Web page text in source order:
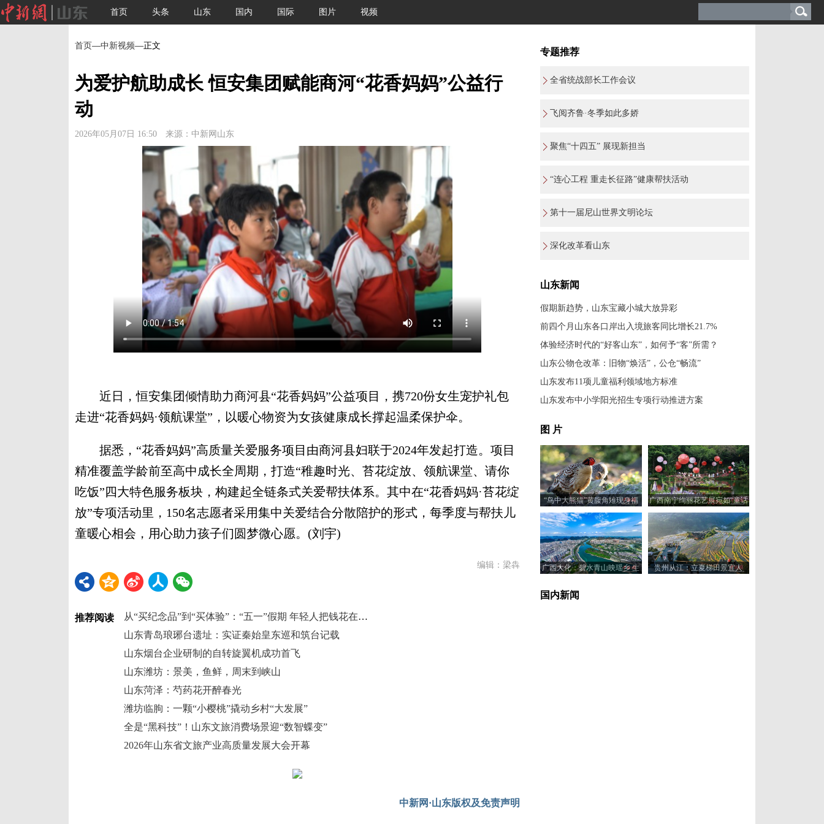
首页 头条 山东 国内 国际 图片 视频
首页—中新视频—正文
为爱护航助成长 恒安集团赋能商河“花香妈妈”公益行
动
2026年05月07日 16:50 来源：中新网山东
近日，恒安集团倾情助力商河县“花香妈妈”公益项目，携720份女生宠护礼包
走进“花香妈妈·领航课堂”，以暖心物资为女孩健康成长撑起温柔保护伞。
据悉，“花香妈妈”高质量关爱服务项目由商河县妇联于2024年发起打造。项目
精准覆盖学龄前至高中成长全周期，打造“稚趣时光、苔花绽放、领航课堂、请你
吃饭”四大特色服务板块，构建起全链条式关爱帮扶体系。其中在“花香妈妈·苔花绽
放”专项活动里，150名志愿者采用集中关爱结合分散陪护的形式，每季度与帮扶儿
童暖心相会，用心助力孩子们圆梦微心愿。(刘宇)
编辑：梁犇
推荐阅读
从“买纪念品”到“买体验”：“五一”假期 年轻人把钱花在哪里？
山东青岛琅琊台遗址：实证秦始皇东巡和筑台记载
山东烟台企业研制的自转旋翼机成功首飞
山东潍坊：景美，鱼鲜，周末到峡山
山东菏泽：芍药花开醉春光
潍坊临朐：一颗“小樱桃”撬动乡村“大发展”
全是“黑科技”！山东文旅消费场景迎“数智蝶变”
2026年山东省文旅产业高质量发展大会开幕
中新网·山东版权及免责声明
专题推荐
全省统战部长工作会议
飞阅齐鲁·冬季如此多娇
聚焦“十四五” 展现新担当
“连心工程 重走长征路”健康帮扶活动
第十一届尼山世界文明论坛
深化改革看山东
山东新闻
假期新趋势，山东宝藏小城大放异彩
前四个月山东各口岸出入境旅客同比增长21.7%
体验经济时代的“好客山东”，如何予“客”所需？
山东公物仓改革：旧物“焕活”，公仓“畅流”
山东发布11项儿童福利领域地方标准
山东发布中小学阳光招生专项行动推进方案
图 片
“鸟中大熊猫”黄腹角雉现身福
建建瓯
广西南宁绚丽花艺展宛如“童话
世界”
广西大化：碧水青山映瑶乡 生
贵州从江：立夏梯田景宜人
国内新闻